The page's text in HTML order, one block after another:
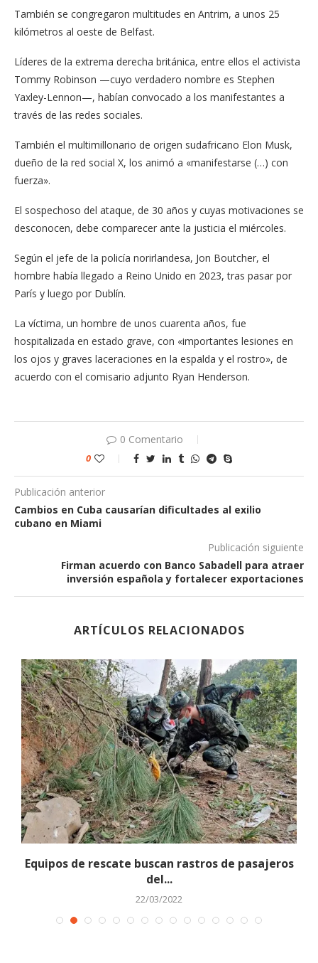
También se congregaron multitudes en Antrim, a unos 25
kilómetros al oeste de Belfast.
Líderes de la extrema derecha británica, entre ellos el activista
Tommy Robinson —cuyo verdadero nombre es Stephen
Yaxley-Lennon—, habían convocado a los manifestantes a
través de las redes sociales.
También el multimillonario de origen sudafricano Elon Musk,
dueño de la red social X, los animó a «manifestarse (…) con
fuerza».
El sospechoso del ataque, de 30 años y cuyas motivaciones se
desconocen, debe comparecer ante la justicia el miércoles.
Según el jefe de la policía norirlandesa, Jon Boutcher, el
hombre había llegado a Reino Unido en 2023, tras pasar por
París y luego por Dublín.
La víctima, un hombre de unos cuarenta años, fue
hospitalizada en estado grave, con «importantes lesiones en
los ojos y graves laceraciones en la espalda y el rostro», de
acuerdo con el comisario adjunto Ryan Henderson.
0 Comentario
0
Publicación anterior
Cambios en Cuba causarían dificultades al exilio
cubano en Miami
Publicación siguiente
Firman acuerdo con Banco Sabadell para atraer
inversión española y fortalecer exportaciones
ARTÍCULOS RELACIONADOS
Equipos de rescate buscan rastros de pasajeros
del...
22/03/2022